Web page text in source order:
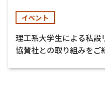
イベント
理工系大学生による私設
協賛社との取り組みをご